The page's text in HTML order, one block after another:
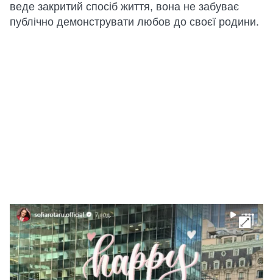
веде закритий спосіб життя, вона не забуває
публічно демонструвати любов до своєї родини.